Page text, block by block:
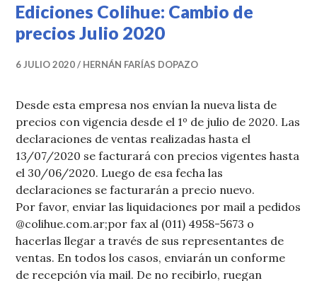
Ediciones Colihue: Cambio de
precios Julio 2020
6 JULIO 2020 HERNÁN FARÍAS DOPAZO
Desde esta empresa nos envían la nueva lista de
precios con vigencia desde el 1º de julio de 2020. Las
declaraciones de ventas realizadas hasta el
13/07/2020 se facturará con precios vigentes hasta
el 30/06/2020. Luego de esa fecha las
declaraciones se facturarán a precio nuevo.
Por favor, enviar las liquidaciones por mail a pedidos
@colihue.com.ar;por fax al (011) 4958-5673 o
hacerlas llegar a través de sus representantes de
ventas. En todos los casos, enviarán un conforme
de recepción vía mail. De no recibirlo, ruegan